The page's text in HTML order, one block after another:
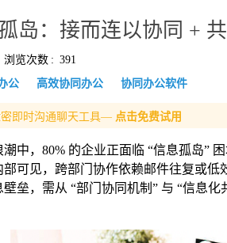
岛：接而连以协同 +
浏览次数 : 391
公 高效协同办公 协同办公软件
即时沟通聊天工具— 点击免费试用
中，80% 的企业正面临 “信息孤岛”
部可见，跨部门协作依赖邮件往复或
垒，需从 “部门协同机制” 与 “信息